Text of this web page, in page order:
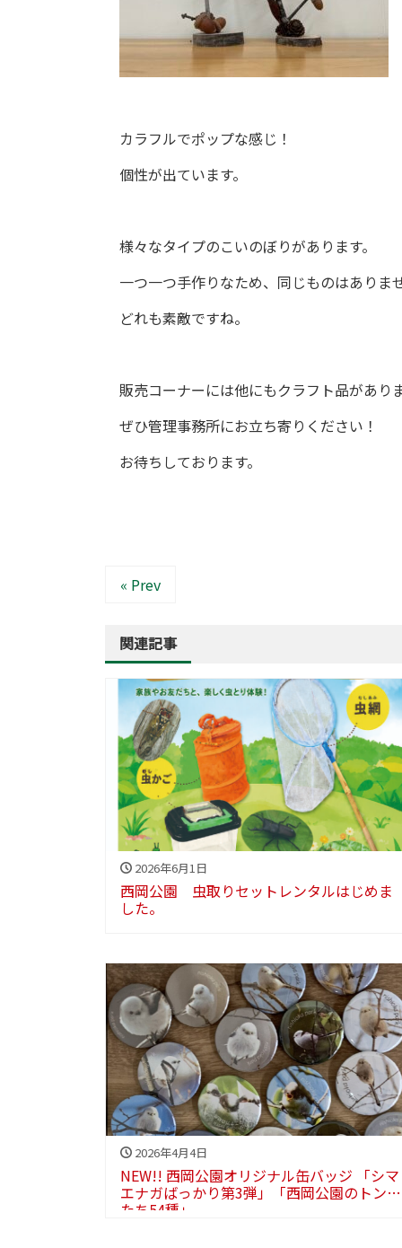
カラフルでポップな感じ！
個性が出ています。
様々なタイプのこいのぼりがあります。
一つ一つ手作りなため、同じものはありま
どれも素敵ですね。
販売コーナーには他にもクラフト品があり
ぜひ管理事務所にお立ち寄りください！
お待ちしております。
« Prev
関連記事
2026年6月1日
西岡公園 虫取りセットレンタルはじめま
した。
2026年4月4日
NEW!! 西岡公園オリジナル缶バッジ 「シマ
エナガばっかり第3弾」「西岡公園のトンボ
たち54種」